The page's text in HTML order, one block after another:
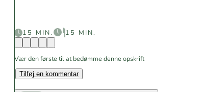
15 MIN. 15 MIN.
Vær den første til at bedømme denne opskrift
Tilføj en kommentar